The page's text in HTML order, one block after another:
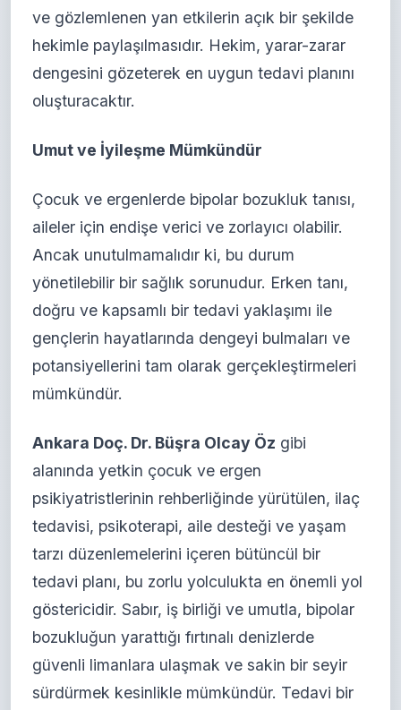
ve gözlemlenen yan etkilerin açık bir şekilde
hekimle paylaşılmasıdır. Hekim, yarar-zarar
dengesini gözeterek en uygun tedavi planını
oluşturacaktır.
Umut ve İyileşme Mümkündür
Çocuk ve ergenlerde bipolar bozukluk tanısı,
aileler için endişe verici ve zorlayıcı olabilir.
Ancak unutulmamalıdır ki, bu durum
yönetilebilir bir sağlık sorunudur. Erken tanı,
doğru ve kapsamlı bir tedavi yaklaşımı ile
gençlerin hayatlarında dengeyi bulmaları ve
potansiyellerini tam olarak gerçekleştirmeleri
mümkündür.
Ankara Doç. Dr. Büşra Olcay Öz gibi
alanında yetkin çocuk ve ergen
psikiyatristlerinin rehberliğinde yürütülen, ilaç
tedavisi, psikoterapi, aile desteği ve yaşam
tarzı düzenlemelerini içeren bütüncül bir
tedavi planı, bu zorlu yolculukta en önemli yol
göstericidir. Sabır, iş birliği ve umutla, bipolar
bozukluğun yarattığı fırtınalı denizlerde
güvenli limanlara ulaşmak ve sakin bir seyir
sürdürmek kesinlikle mümkündür. Tedavi bir